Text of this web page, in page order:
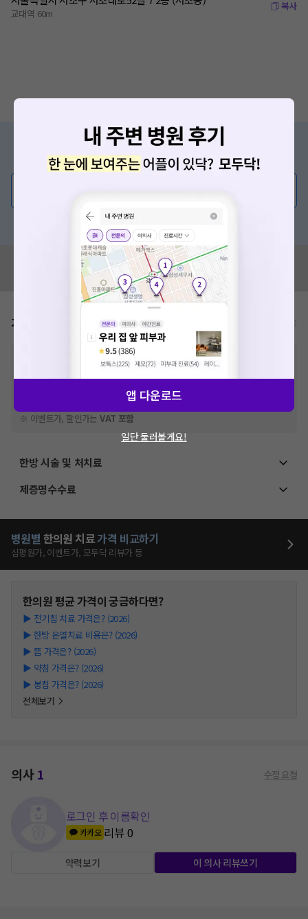
교대역 60m
복사
증상/치료, 궁금한 점이 있나요?
의사가 직접 답해드려요!
혹은, 의료상담 서비스에 다양한 게시글 보러가기
혹시 잘못된 병원정보가 있나요?
모두닥 팀에 알려주세요!
가격표
비급여 항목의 경우,추가비용 등으로 실제 가격과 상이할 수 있으니, 정확
한 가격은 해당 의료기관에 직접 문의해주세요.
※급여 항목의 경우,건강보험심사평가원에 고지되어 있는 급여 진료 기준 가
격입니다. (진료와 연관된 복합적인 비용이 추가되어, 병원마다 금액이 다르게
산정될 수 있는 점 참고 바랍니다.)
※ 이벤트가, 할인가는VAT 포함
한방 시술 및 처치료
제증명수수료
병원별 한의원 치료가격 비교하기
심평원가, 이벤트가, 모두닥 리뷰가 등
한의원평균 가격이 궁금하다면?
▶ 전기침 치료 가격은? (2026)
▶ 한방 온열치료 비용은? (2026)
▶ 뜸 가격은? (2026)
▶ 약침 가격은? (2026)
▶ 봉침 가격은? (2026)
전체보기
의사1 수정 요청
로그인 후 이름확인
카카오 리뷰0
약력보기 이 의사 리뷰쓰기
앱 다운로드
일단 둘러볼게요!